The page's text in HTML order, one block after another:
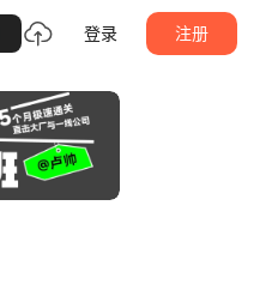
登录 注册
陈亚 关注